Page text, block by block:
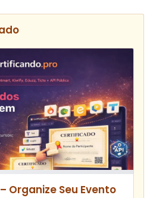
Organize Seu Evento